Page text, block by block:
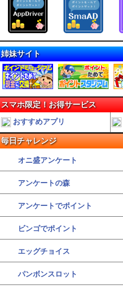
姉妹サイト
スマホ限定！お得サービス
おすすめアプリ
毎日チャレンジ
オニ盛アンケート
アンケートの森
アンケートでポイント
ビンゴでポイント
エッグチョイス
パンボンスロット